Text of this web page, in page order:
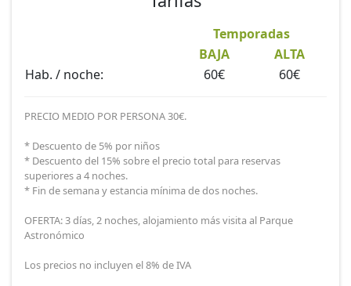
Temporadas
BAJA
ALTA
Hab. / noche:
60€ 60€
PRECIO MEDIO POR PERSONA 30€.
* Descuento de 5% por niños
* Descuento del 15% sobre el precio total para reservas
superiores a 4 noches.
* Fin de semana y estancia mínima de dos noches.
OFERTA: 3 días, 2 noches, alojamiento más visita al Parque
Astronómico
Los precios no incluyen el 8% de IVA